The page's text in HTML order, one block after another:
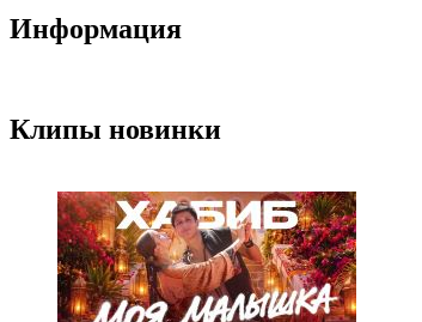
Информация
Клипы новинки